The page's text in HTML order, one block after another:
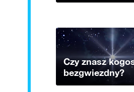
Czy znasz
bezgwiezdny?